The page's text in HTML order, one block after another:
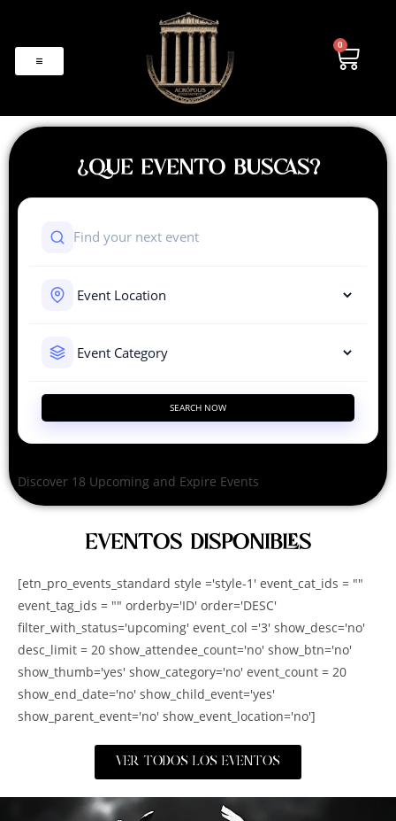
0
¿QUE EVENTO BUSCAS?
SEARCH NOW
Discover 18 Upcoming and Expire Events
EVENTOS DISPONIBLES
[etn_pro_events_standard style ='style-1' event_cat_ids = ""
event_tag_ids = "" orderby='ID' order='DESC'
filter_with_status='upcoming' event_col ='3' show_desc='no'
desc_limit = 20 show_attendee_count='no' show_btn='no'
show_thumb='yes' show_category='no' event_count = 20
show_end_date='no' show_child_event='yes'
show_parent_event='no' show_event_location='no']
VER TODOS LOS EVENTOS